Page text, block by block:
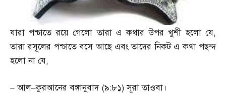
যারা পশ্চাতে রয়ে গেলো তারা এ কথার উপর খুশী হলো যে,
তারা রসূলের পশ্চাতে বসে আছে এবং তাদের নিকট এ কথা পছন্দ
হলো না যে,
–আল–কুরআনের বঙ্গানুবাদ (৯:৮১)সূরা তাওবা।